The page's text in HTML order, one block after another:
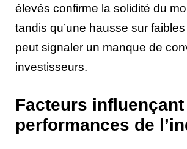
élevés confirme la solidité du
tandis qu’une hausse sur
peut signaler un manque de
investisseurs.
Facteurs
performances de